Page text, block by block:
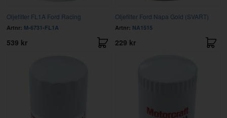
Oljefilter FL1A Ford Racing
Artnr: M-6731-FL1A
539 kr
Oljefilter Ford Napa Gold (SVART)
Artnr: NA1515
229 kr